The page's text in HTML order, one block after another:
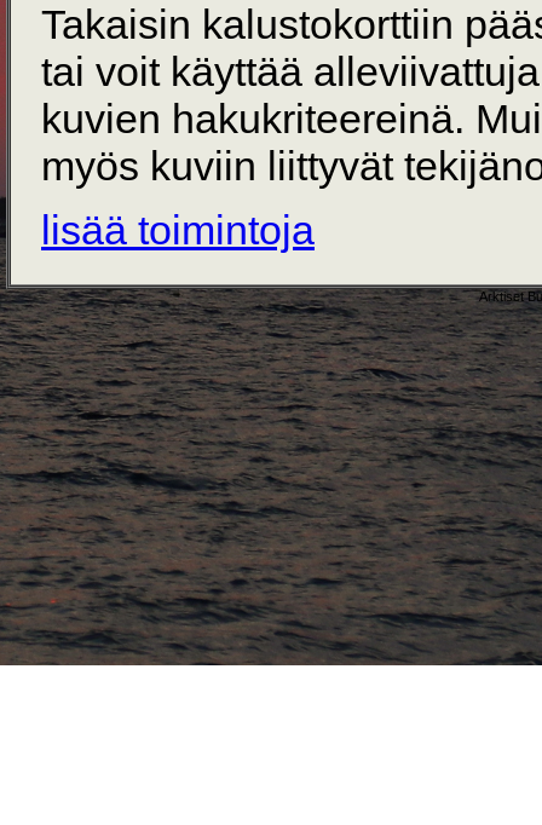
Takaisin kalustokorttiin
tai voit käyttää
kuvien hakukriteereinä.
myös kuviin liittyvät
lisää toimintoja
Arktiset